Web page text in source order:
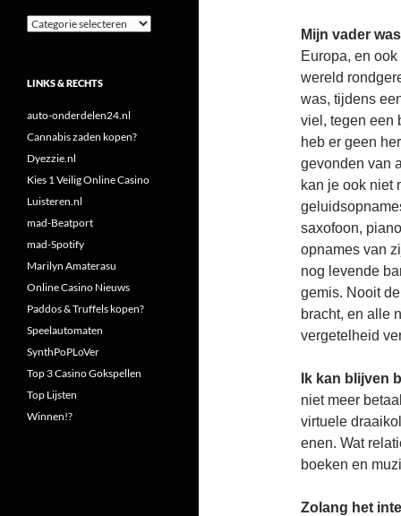
Mijn vader
Europa, en
wereld
was, tijdens
viel, tegen een
heb er geen
gevonden van
kan je ook niet
saxofoon,
opnames van
nog levende
gemis. Nooit
bracht, en alle
vergetelheid
Ik kan blijven
niet meer
virtuele
enen. Wat
boeken en
Zolang het
Categorieën
LINKS & RECHTS
auto-onderdelen24.nl
Cannabis zaden kopen?
Dyezzie.nl
Kies 1 Veilig Online Casino
Luisteren.nl
mad-Beatport
mad-Spotify
Marilyn Amaterasu
Online Casino Nieuws
Paddos & Truffels kopen?
Speelautomaten
SynthPoPLoVer
Top 3 Casino Gokspellen
Top Lijsten
Winnen!?